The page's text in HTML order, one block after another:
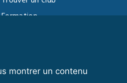
montrer un contenu
Formation